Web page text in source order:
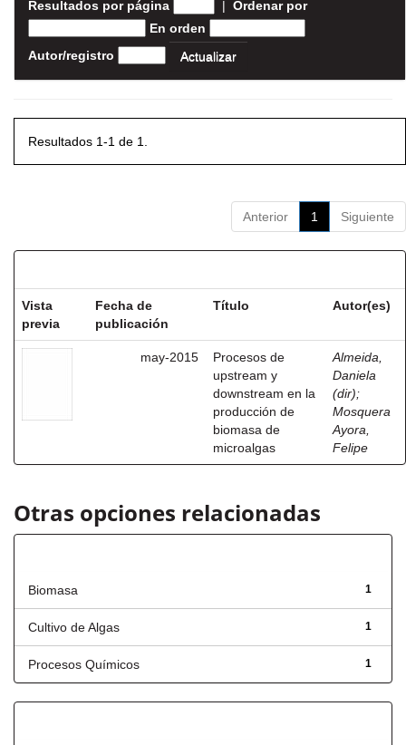
Resultados por página | Ordenar por
En orden
Autor/registro
Resultados 1-1 de 1.
Anterior 1 Siguiente
Vista
previa
Fecha de
publicación
Título Autor(es)
may-2015
Procesos de
upstream y
downstream en la
producción de
biomasa de
microalgas
Almeida,
Daniela
(dir);
Mosquera
Ayora,
Felipe
Otras opciones relacionadas
1
Biomasa
1
Cultivo de Algas
1
Procesos Químicos